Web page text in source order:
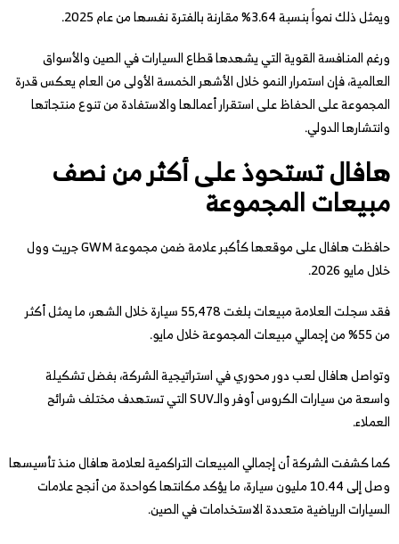
ويمثل ذلك نمواً بنسبة 3.64% مقارنة بالفترة نفسها من عام 2025.
ورغم المنافسة القوية التي يشهدها قطاع السيارات في الصين والأسواق
العالمية، فإن استمرار النمو خلال الأشهر الخمسة الأولى من العام يعكس قدرة
المجموعة على الحفاظ على استقرار أعمالها والاستفادة من تنوع منتجاتها
وانتشارها الدولي.
هافال تستحوذ على أكثر من نصف
مبيعات المجموعة
حافظت هافال على موقعها كأكبر علامة ضمن مجموعة GWM جريت وول
خلال مايو 2026.
فقد سجلت العلامة مبيعات بلغت 55,478 سيارة خلال الشهر، ما يمثل أكثر
من 55% من إجمالي مبيعات المجموعة خلال مايو.
وتواصل هافال لعب دور محوري في استراتيجية الشركة، بفضل تشكيلة
واسعة من سيارات الكروس أوفر والـSUV التي تستهدف مختلف شرائح
العملاء.
كما كشفت الشركة أن إجمالي المبيعات التراكمية لعلامة هافال منذ تأسيسها
وصل إلى 10.44 مليون سيارة، ما يؤكد مكانتها كواحدة من أنجح علامات
السيارات الرياضية متعددة الاستخدامات في الصين.